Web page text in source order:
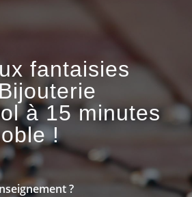
fantaisies
à 15 minutes
!
?